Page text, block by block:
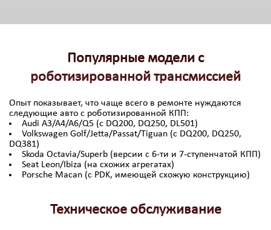
Популярные модели с
роботизированной трансмиссией
Опыт показывает, что чаще всего в ремонте нуждаются
следующие авто с роботизированной КПП:
Audi A3/A4/A6/Q5 (с DQ200, DQ250, DL501)
Volkswagen Golf/Jetta/Passat/Tiguan (с DQ200, DQ250,
DQ381)
Skoda Octavia/Superb (версии с 6-ти и 7-ступенчатой КПП)
Seat Leon/Ibiza (на схожих агрегатах)
Porsche Macan (с PDK, имеющей схожую конструкцию)
Техническое обслуживание